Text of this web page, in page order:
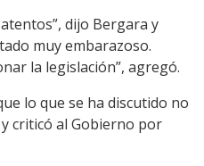
dijo Bergara y
muy embarazoso.
la legislación”, agregó.
lo que se ha discutido no
criticó al Gobierno por